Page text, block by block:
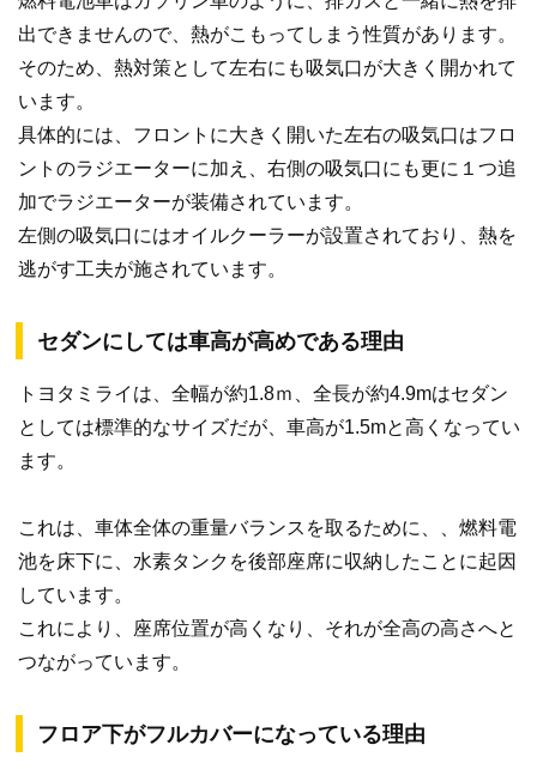
出できませんので、熱がこもってしまう性質があります。
そのため、熱対策として左右にも吸気口が大きく開かれて
います。
具体的には、フロントに大きく開いた左右の吸気口はフロ
ントのラジエーターに加え、右側の吸気口にも更に１つ追
加でラジエーターが装備されています。
左側の吸気口にはオイルクーラーが設置されており、熱を
逃がす工夫が施されています。
セダンにしては車高が高めである理由
トヨタミライは、全幅が約1.8ｍ、全長が約4.9mはセダン
としては標準的なサイズだが、車高が1.5mと高くなってい
ます。
これは、車体全体の重量バランスを取るために、、燃料電
池を床下に、水素タンクを後部座席に収納したことに起因
しています。
これにより、座席位置が高くなり、それが全高の高さへと
つながっています。
フロア下がフルカバーになっている理由